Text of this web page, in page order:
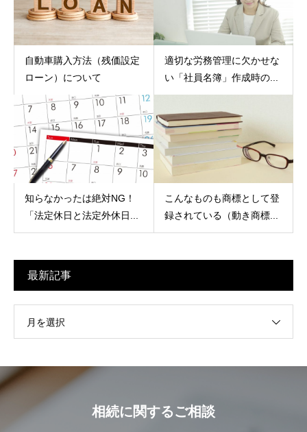
自動車購入方法（残価設定
ローン）について
適切な労務管理に欠かせな
い「社員名簿」作成時の...
知らなかったは絶対NG！
「法定休日と法定外休日...
こんなものも商標として登
録されている（動き商標...
最新記事
月を選択
相続に関するご相談